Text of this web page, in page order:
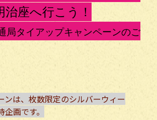
治座へ行こう！
局タイアップキャンペーンのご
ンは、枚数限定のシルバーウィー
画です。